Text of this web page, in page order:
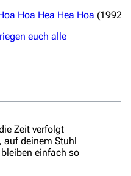
Hoa Hea Hea Hoa (1992
euch alle
Zeit verfolgt
auf deinem Stuhl
einfach so